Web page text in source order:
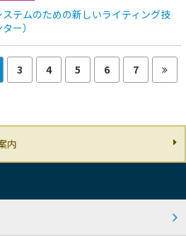
ステムのための新しいライティング技
ー）
3 4 5 6 7
内